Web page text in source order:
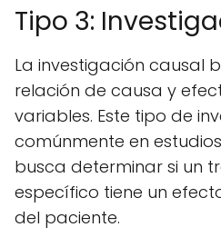
Tipo 3:
La investigación causal
relación de causa y
variables. Este tipo de
comúnmente en
busca determinar si un
específico tiene un
del paciente.